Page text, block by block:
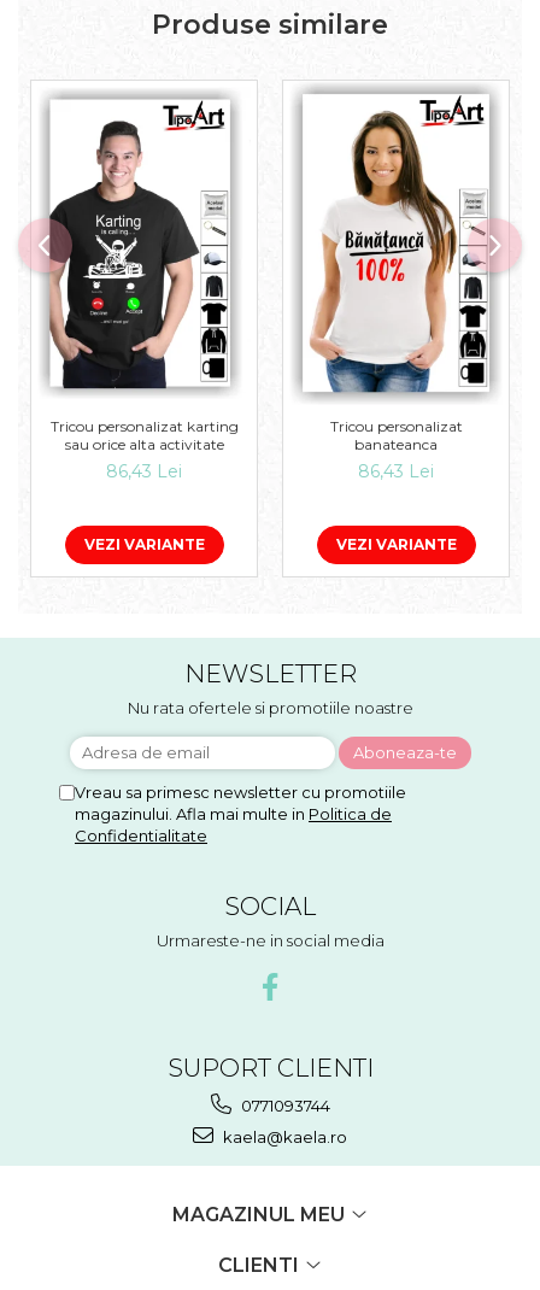
Produse similare
Tricou personalizat karting
sau orice alta activitate
86,43 Lei
VEZI VARIANTE
Tricou personalizat
banateanca
86,43 Lei
VEZI VARIANTE
NEWSLETTER
Nu rata ofertele si promotiile noastre
Vreau sa primesc newsletter cu promotiile
magazinului. Afla mai multe in Politica de
Confidentialitate
SOCIAL
Urmareste-ne in social media
SUPORT CLIENTI
0771093744
kaela@kaela.ro
MAGAZINUL MEU
CLIENTI